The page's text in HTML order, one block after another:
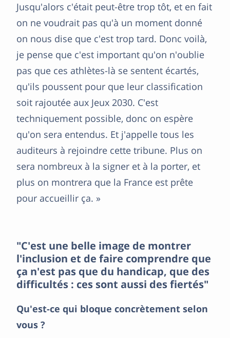
Jusqu'alors c'était peut-être trop tôt, et en fait
on ne voudrait pas qu'à un moment donné
on nous dise que c'est trop tard. Donc voilà,
je pense que c'est important qu'on n'oublie
pas que ces athlètes-là se sentent écartés,
qu'ils poussent pour que leur classification
soit rajoutée aux Jeux 2030. C'est
techniquement possible, donc on espère
qu'on sera entendus. Et j'appelle tous les
auditeurs à rejoindre cette tribune. Plus on
sera nombreux à la signer et à la porter, et
plus on montrera que la France est prête
pour accueillir ça. »
"C'est une belle image de montrer
l'inclusion et de faire comprendre que
ça n'est pas que du handicap, que des
difficultés : ces sont aussi des fiertés"
Qu'est-ce qui bloque concrètement selon
vous ?